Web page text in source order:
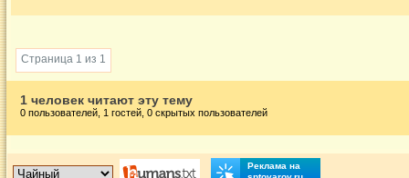
Страница 1 из 1
1 человек читают эту тему
0 пользователей, 1 гостей, 0 скрытых пользователей
Реклама на